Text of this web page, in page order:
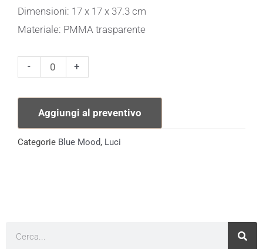
Dimensioni: 17 x 17 x 37.3 cm
Materiale: PMMA trasparente
-
Battery
quantità
+
Aggiungi al preventivo
Categorie Blue Mood, Luci